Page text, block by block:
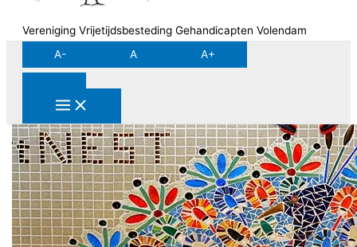
Vereniging Vrijetijdsbesteding Gehandicapten Volendam
A-
A A+